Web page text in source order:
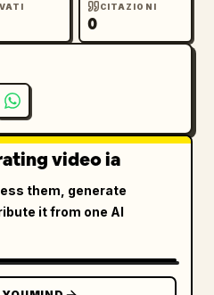
CITAZIONI
0
video ia
them, generate
it from one AI